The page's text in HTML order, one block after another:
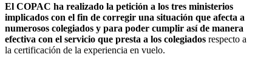
El COPAC ha realizado la petición a los tres ministerios
implicados con el fin de corregir una situación que afecta a
numerosos colegiados y para poder cumplir así de manera
efectiva con el servicio que presta a los colegiados respecto a
la certificación de la experiencia en vuelo.